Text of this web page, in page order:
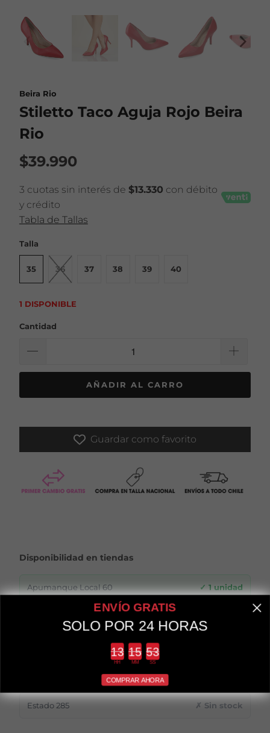
Beira Rio
Stiletto Taco Aguja Rojo Beira
Rio
$39.990
3 cuotas sin interés de $13.330 con débito
y crédito
Tabla de Tallas
Talla
35 36 37 38 39 40
1 DISPONIBLE
Cantidad
AÑADIR AL CARRO
Guardar como favorito
Disponibilidad en tiendas
Apumanque Local 60 ✓ 1 unidad
Estado 285 ✗ Sin stock
ENVÍO GRATIS
SOLO POR 24 HORAS
Countdown ends in:
HH MM SS
COMPRAR AHORA